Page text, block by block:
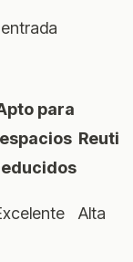
para
espacios
Alta